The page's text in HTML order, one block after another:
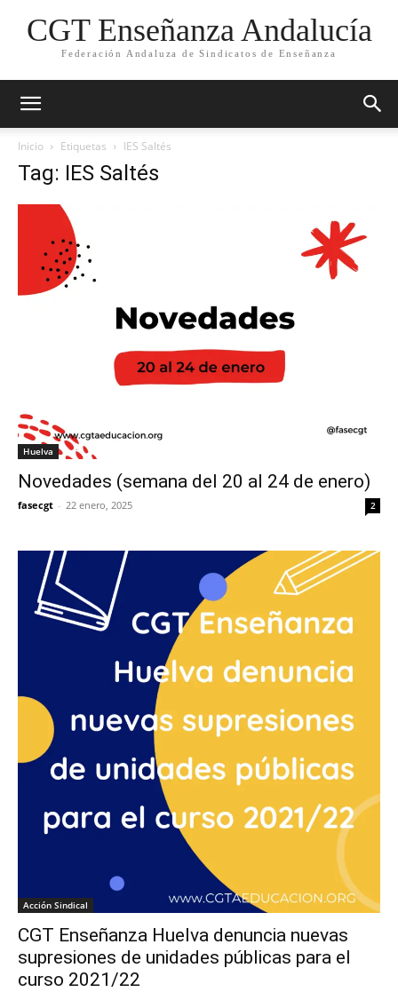
CGT Enseñanza Andalucía
Federación Andaluza de Sindicatos de Enseñanza
Inicio Etiquetas IES Saltés
Tag: IES Saltés
Huelva
Novedades (semana del 20 al 24 de enero)
fasecgt - 22 enero, 2025 2
Acción Sindical
CGT Enseñanza Huelva denuncia nuevas
supresiones de unidades públicas para el
curso 2021/22